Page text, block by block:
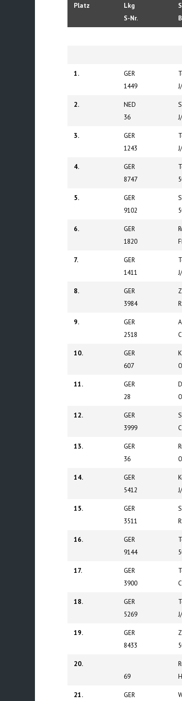
Platz
Lkg
S-Nr.
1.
GER
1449
2.
NED
36
3.
GER
1243
4.
GER
8747
5.
GER
9102
6.
GER
1820
7.
GER
1411
8.
GER
3984
9.
GER
2518
10.
GER
607
11.
GER
28
12.
GER
3999
13.
GER
36
14.
GER
5412
15.
GER
3511
16.
GER
9144
17.
GER
3900
18.
GER
5269
19.
GER
8433
20.
69
21.
GER